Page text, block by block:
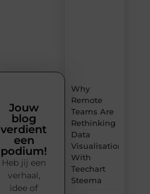
Why
Remote
Teams Are
Rethinking
Data
Visualisation
With
Teechart
Steema
Jouw
blog
verdient
een
podium!
Heb jij een
verhaal,
idee of